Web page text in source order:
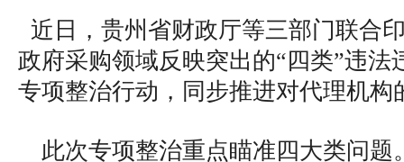
近日，贵州省财政厅等三部门联合
政府采购领域反映突出的“四类”违法
专项整治行动，同步推进对代理机构
此次专项整治重点瞄准四大类问题